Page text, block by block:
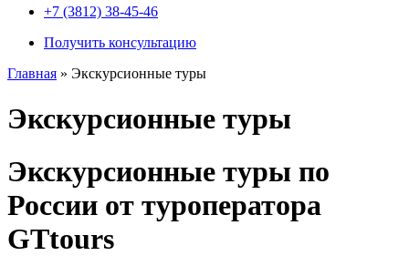
+7 (3812) 38-45-46
Получить консультацию
Главная » Экскурсионные туры
Экскурсионные туры
Экскурсионные туры по
России от туроператора
GTtours